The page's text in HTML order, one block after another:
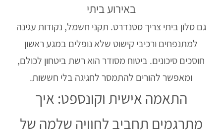
באירוע ביתי
גם סלון ביתי צריך סטנדרט. תקני חשמל, נקודות עגינה
למתנפחים ורכיבי קישוט שלא נופלים במגע ראשון
חוסכים סיכונים. ביטוח מסודר הוא רשת ביטחון לכולם,
ומאפשר להורים להתמסר לחגיגה בלי חששות.
התאמה אישית וקונספט: איך
מתרגמים תחביב לחוויה שלמה של